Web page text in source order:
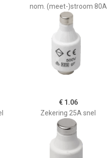
nom. (meet-)stroom 80A
€ 1.06
Zekering 25A snel